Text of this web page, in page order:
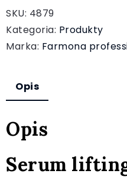
SKU: 4879
Kategoria: Produkty
Marka: Farmona
Opis
Opis
Serum